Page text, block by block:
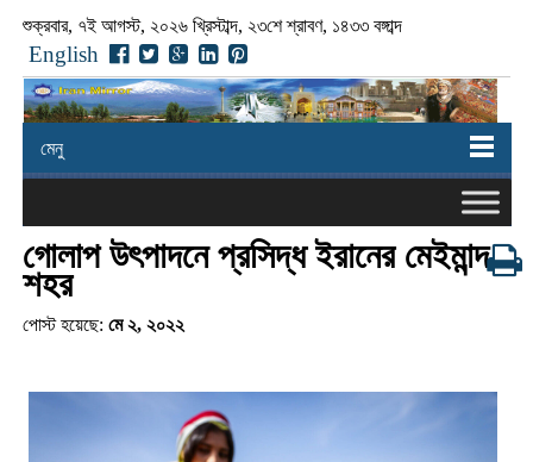
শুক্রবার, ৭ই আগস্ট, ২০২৬ খ্রিস্টাব্দ, ২৩শে শ্রাবণ, ১৪৩৩ বঙ্গাব্দ
English
মেনু
গোলাপ উৎপাদনে প্রসিদ্ধ ইরানের মেইমান্দ
শহর
পোস্ট হয়েছে: মে ২, ২০২২